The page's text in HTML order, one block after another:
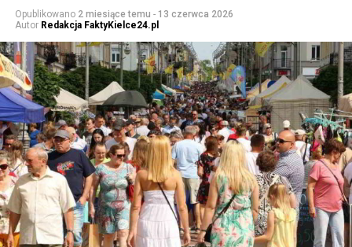
Opublikowano 2 miesiące temu - 13 czerwca 2026
Autor Redakcja FaktyKielce24.pl